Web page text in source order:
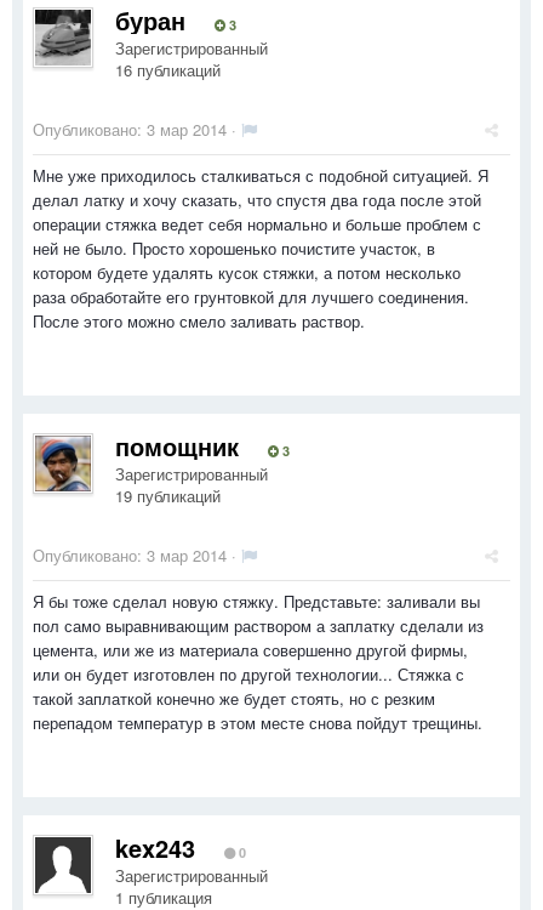
буран 3
Зарегистрированный
16 публикаций
Опубликовано: 3 мар 2014 ·
Мне уже приходилось сталкиваться с подобной ситуацией. Я
делал латку и хочу сказать, что спустя два года после этой
операции стяжка ведет себя нормально и больше проблем с
ней не было. Просто хорошенько почистите участок, в
котором будете удалять кусок стяжки, а потом несколько
раза обработайте его грунтовкой для лучшего соединения.
После этого можно смело заливать раствор.
помощник 3
Зарегистрированный
19 публикаций
Опубликовано: 3 мар 2014 ·
Я бы тоже сделал новую стяжку. Представьте: заливали вы
пол само выравнивающим раствором а заплатку сделали из
цемента, или же из материала совершенно другой фирмы,
или он будет изготовлен по другой технологии... Стяжка с
такой заплаткой конечно же будет стоять, но с резким
перепадом температур в этом месте снова пойдут трещины.
kex243 0
Зарегистрированный
1 публикация